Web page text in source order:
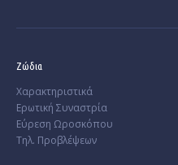
Ζώδια
Χαρακτηριστικά
­Ερωτική Συναστρία
­Εύρεση Ωροσκόπου
Τηλ. Προβλέψεων